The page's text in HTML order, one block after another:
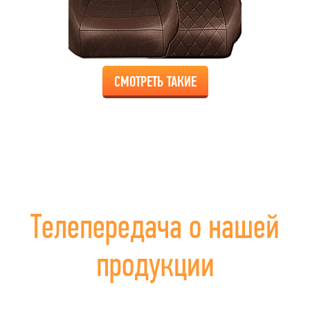
СМОТРЕТЬ ТАКИЕ
Телепередача о нашей
продукции